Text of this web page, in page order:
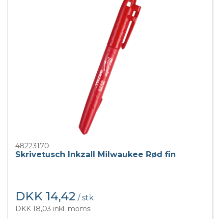
48223170
Skrivetusch Inkzall Milwaukee Rød fin
DKK 14,42 / stk
DKK 18,03 inkl. moms